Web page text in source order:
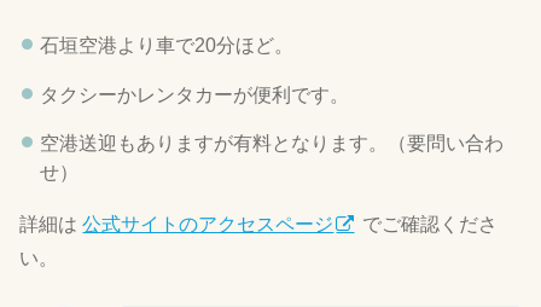
石垣空港より車で20分ほど。
タクシーかレンタカーが便利です。
空港送迎もありますが有料となります。（要問い合わ
せ）
詳細は公式サイトのアクセスページ
でご確認くださ
い。